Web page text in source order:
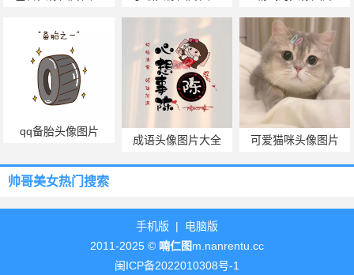
qq备胎头像图片
成语头像图片大全 可爱猫咪头像图片
帅哥美女热门搜索
手机版 | 电脑版
2011-2025 © 喃仁图m.nanrentu.cc
闽ICP备2022010308号-1